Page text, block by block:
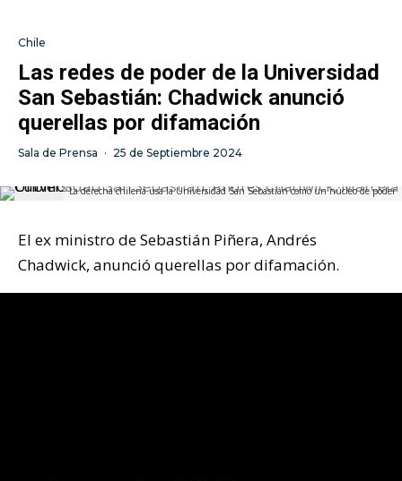
Chile
Las redes de poder de la Universidad
San Sebastián: Chadwick anunció
querellas por difamación
Sala de Prensa · 25 de Septiembre 2024
La derecha chilena usa la Universidad San Sebastián como un núcleo de poder
El ex ministro de Sebastián Piñera, Andrés
Chadwick, anunció querellas por difamación.